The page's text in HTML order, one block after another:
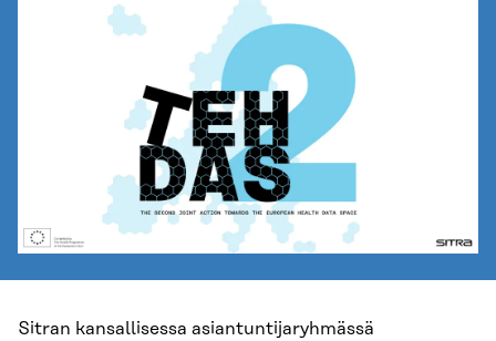
Sitran kansallisessa asiantuntijaryhmässä